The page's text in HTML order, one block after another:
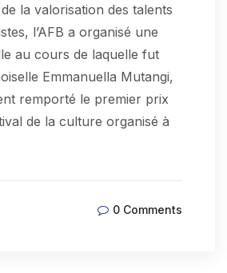
la valorisation des talents
l’AFB a organisé une
au cours de laquelle fut
Emmanuella Mutangi,
remporté le premier prix
de la culture organisé à
0 Comments